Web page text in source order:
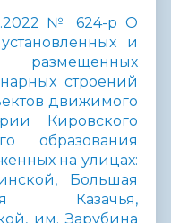
№ 624-р О
и
строений
движимого
Кировского
образования
на улицах:
Большая
Казачья,
им. Зарубина